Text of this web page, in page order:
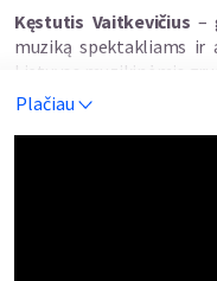
Kęstutis Vaitkevičius –
muziką spektakliams ir
Lietuvos muzikinėmis
Plačiau